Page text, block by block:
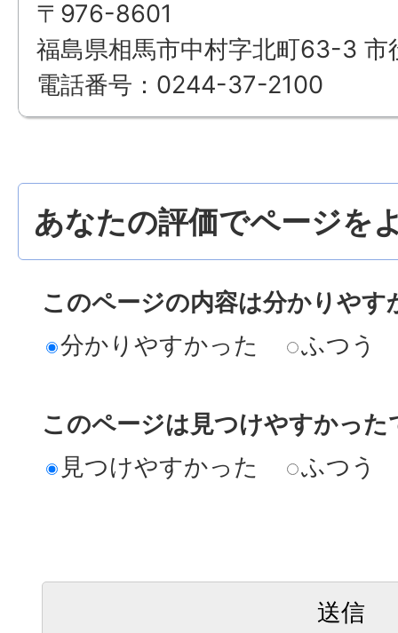
〒976-8601
福島県相馬市中村字北町63-3 市
電話番号：0244-37-2100
あなたの評価でページを
このページの内容は分かりやす
分かりやすかった
ふつう
このページは見つけやすかった
見つけやすかった
ふつう